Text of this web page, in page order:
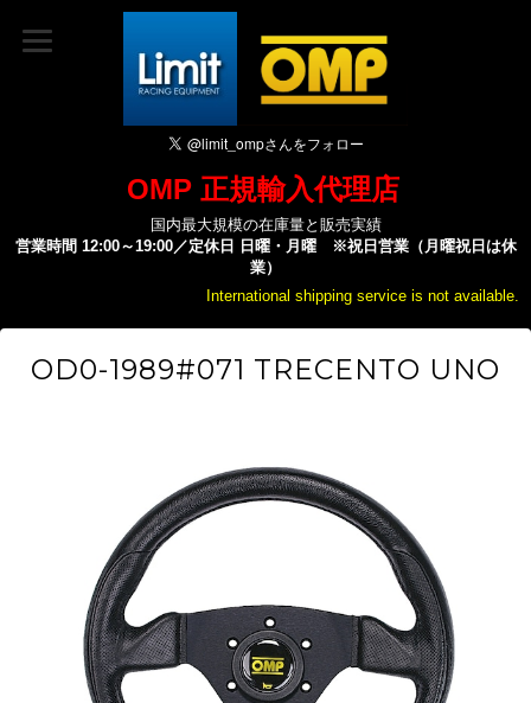
OMP 正規輸入代理店
国内最大規模の在庫量と販売実績
営業時間 12:00～19:00／定休日 日曜・月曜 ※祝日営業（月曜祝日は休
業）
International shipping service is not available.
OD0-1989#071 TRECENTO UNO